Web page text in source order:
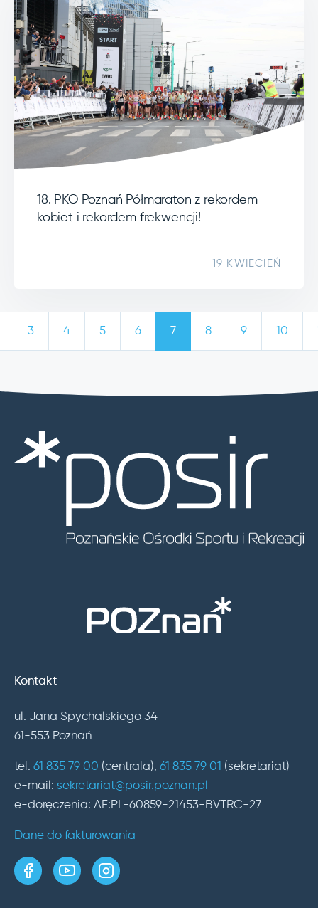
18. PKO Poznań Półmaraton z rekordem
kobiet i rekordem frekwencji!
19 KWIECIEŃ
3 4 5 6 7 8 9 10
Kontakt
ul. Jana Spychalskiego 34
61-553 Poznań
tel. 61 835 79 00 (centrala), 61 835 79 01 (sekretariat)
e-mail: sekretariat@posir.poznan.pl
e-doręczenia: AE:PL-60859-21453-BVTRC-27
Dane do fakturowania
strona w serwisie Facebook
kanał w serwisie YouTube
profil w serwisie Instagram